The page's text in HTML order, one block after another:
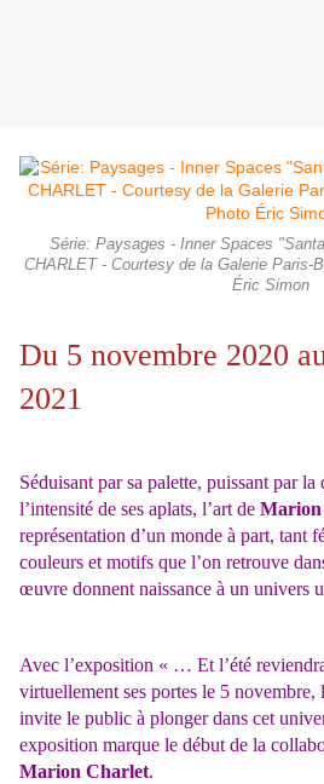
Série: Paysages - Inner Spaces
CHARLET - Courtesy de la Galerie Paris-
Éric Simon
Du 5 novembre 2020
2021
Séduisant par sa palette, puissant par
l’intensité de ses aplats, l’art de
représentation d’un monde à part, tant
couleurs et motifs que l’on retrouve
œuvre donnent naissance à un univers
Avec l’exposition « … Et l’été
virtuellement ses portes le 5
invite le public à plonger dans cet
exposition marque le début de la
Marion Charlet.